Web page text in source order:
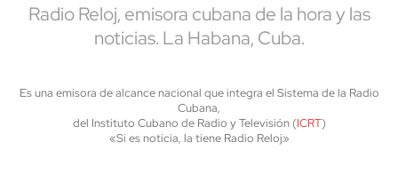
Radio Reloj, emisora cubana de la hora y las
noticias. La Habana, Cuba.
Es una emisora de alcance nacional que integra el Sistema de la Radio
Cubana,
del Instituto Cubano de Radio y Televisión (ICRT)
«Si es noticia, la tiene Radio Reloj»